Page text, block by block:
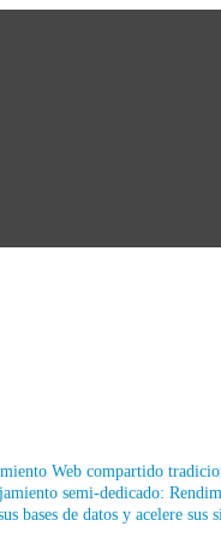
Web compartido
semi-dedicado:
bases de datos y acelere sus